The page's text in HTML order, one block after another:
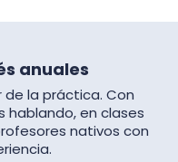
anuales
de la práctica. Con
hablando, en clases
nativos con